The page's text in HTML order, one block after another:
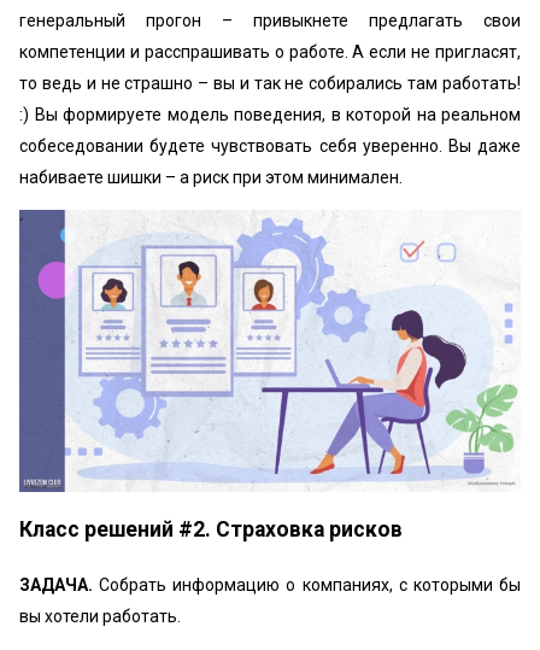
генеральный прогон – привыкнете предлагать свои
компетенции и расспрашивать о работе. А если не пригласят,
то ведь и не страшно – вы и так не собирались там работать!
:) Вы формируете модель поведения, в которой на реальном
собеседовании будете чувствовать себя уверенно. Вы даже
набиваете шишки – а риск при этом минимален.
Класс решений #2. Страховка рисков
ЗАДАЧА.Собрать информацию о компаниях, с которыми бы
вы хотели работать.